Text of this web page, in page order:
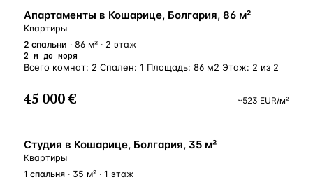
У МОРЯ
Апартаменты в Кошарице, Болгария, 86 м²
Квартиры
2 спальни · 86 м² · 2 этаж
2 м до моря
Всего комнат: 2 Спален: 1 Площадь: 86 м2 Этаж: 2 из 2
45 000 € ~523 EUR/м²
У МОРЯ
Студия в Кошарице, Болгария, 35 м²
Квартиры
1 спальня · 35 м² · 1 этаж